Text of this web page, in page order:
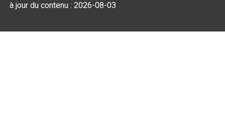
à jour du contenu :2026-08-03